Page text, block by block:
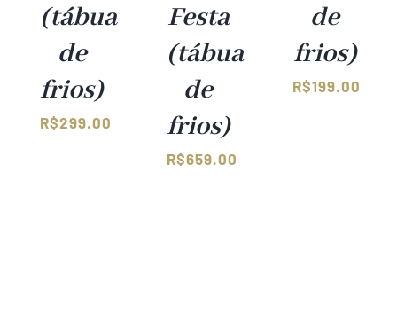
(tábua
de
frios)
R$299.00
Festa
(tábua
de
frios)
R$659.00
de
frios)
R$199.00